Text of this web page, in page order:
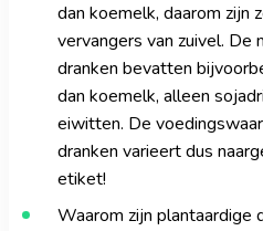
dan koemelk, daarom zijn
vervangers van zuivel. De
dranken bevatten
dan koemelk, alleen
eiwitten. De
dranken varieert dus
etiket!
Waarom zijn plantaardige